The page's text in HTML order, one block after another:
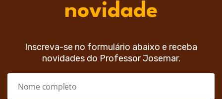
novidade
Inscreva-se no formulário abaixo e receba
novidades do Professor Josemar.